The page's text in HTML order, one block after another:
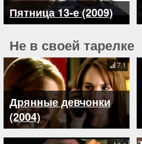
Пятница 13-е (2009)
Не в своей тарелке
Дрянные девчонки
(2004)
7.1